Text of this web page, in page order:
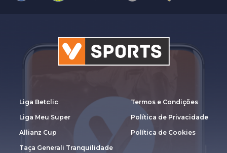
Liga Betclic
Liga Meu Super
Allianz Cup
Taça Generali Tranquilidade
Termos e Condições
Política de Privacidade
Política de Cookies